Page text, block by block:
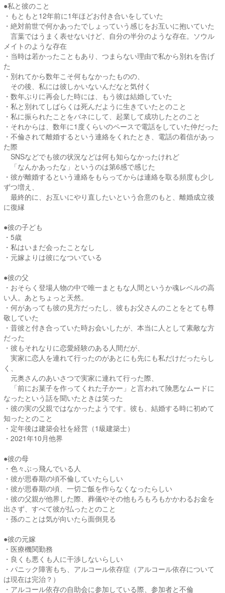
●私と彼のこと
・もともと12年前に1年ほどお付き合いをしていた
・絶対前世で何かあったでしょっていう感じをお互いに抱いていた
言葉ではうまく表せないけど、自分の半分のような存在。ソウル
メイトのような存在
・当時は若かったこともあり、つまらない理由で私から別れを告げ
た
・別れてから数年こそ何もなかったものの、
その後、私には彼しかいないんだなと気付く
・数年ぶりに再会した時には、もう彼は結婚していた
・私と別れてしばらくは死んだように生きていたとのこと
・私に振られたことをバネにして、起業して成功したとのこと
・それからは、数年に1度くらいのペースで電話をしていた仲だった
・不倫されて離婚するという連絡をくれたとき、電話の着信があっ
た際
SNSなどでも彼の状況などは何も知らなかったけれど
「なんかあったな」というのは第6感で感じた
・彼が離婚するという連絡をもらってからは連絡を取る頻度も少し
ずつ増え、
最終的に、お互いにやり直したいという合意のもと、離婚成立後
に復縁
●彼の子ども
・5歳
・私はいまだ会ったことなし
・元嫁よりは彼になついている
●彼の父
・おそらく登場人物の中で唯一まともな人間というか魂レベルの高
い人。あとちょっと天然。
・何があっても彼の見方だったし、彼もお父さんのことをとても尊
敬していた
・昔彼と付き合っていた時お会いしたが、本当に人として素敵な方
だった
・彼もそれなりに恋愛経験のある人間だが、
実家に恋人を連れて行ったのがあとにも先にも私だけだったらし
く、
元奥さんのあいさつで実家に連れて行った際、
「前にお菓子を作ってくれた子かー」と言われて険悪なムードに
なったという話を聞いたときは笑った
・彼の実の父親ではなかったようです。彼も、結婚する時に初めて
知ったとのこと
・定年後は建築会社を経営（1級建築士）
・2021年10月他界
●彼の母
・色々ぶっ飛んでいる人
・彼が思春期の頃不倫していたらしい
・彼が思春期の頃、一切ご飯を作らなくなったらしい
・彼の父親が他界した際、葬儀やその他もろもろもかかわるお金を
出さず、すべて彼が払ったとのこと
・孫のことは気が向いたら面倒見る
●彼の元嫁
・医療機関勤務
・良くも悪くも人に干渉しないらしい
・パニック障害もち、アルコール依存症（アルコール依存について
は現在は完治？）
・アルコール依存の自助会に参加している際、参加者と不倫